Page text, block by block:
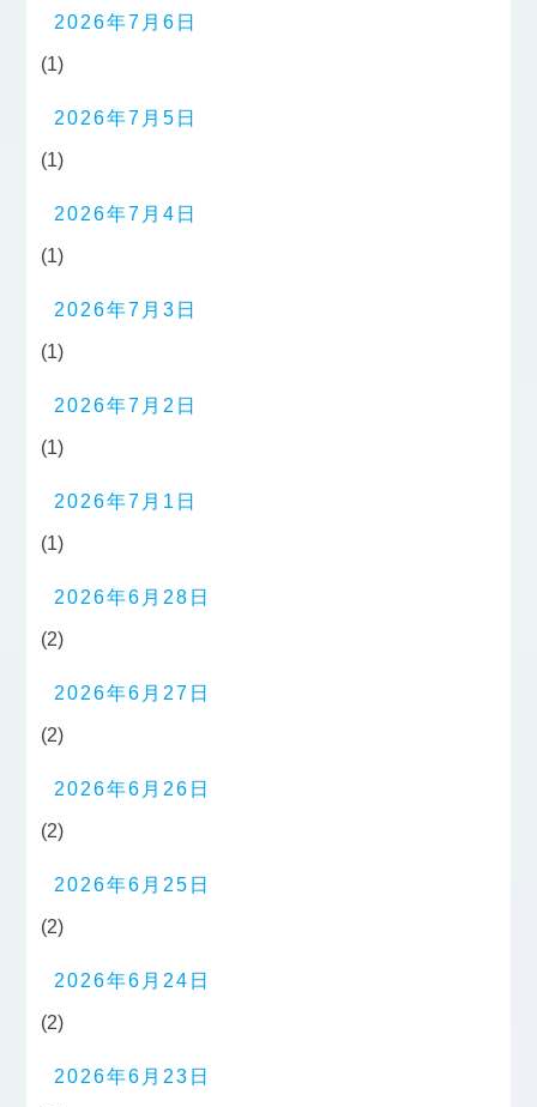
2026年7月6日
(1)
2026年7月5日
(1)
2026年7月4日
(1)
2026年7月3日
(1)
2026年7月2日
(1)
2026年7月1日
(1)
2026年6月28日
(2)
2026年6月27日
(2)
2026年6月26日
(2)
2026年6月25日
(2)
2026年6月24日
(2)
2026年6月23日